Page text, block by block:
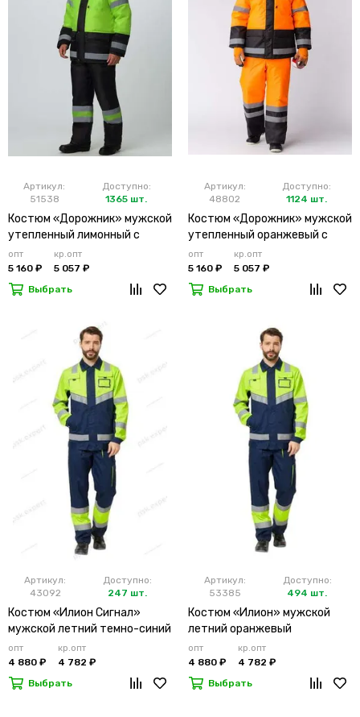
Артикул:
51538
Доступно:
1365 шт.
Костюм «Дорожник» мужской
утепленный лимонный с
брюками
опт
5 160 ₽
кр.опт
5 057 ₽
Выбрать
Артикул:
48802
Доступно:
1124 шт.
Костюм «Дорожник» мужской
утепленный оранжевый с
брюками
опт
5 160 ₽
кр.опт
5 057 ₽
Выбрать
Артикул:
43092
Доступно:
247 шт.
Костюм «Илион Сигнал»
мужской летний темно-синий
опт
4 880 ₽
кр.опт
4 782 ₽
Выбрать
Артикул:
53385
Доступно:
494 шт.
Костюм «Илион» мужской
летний оранжевый
опт
4 880 ₽
кр.опт
4 782 ₽
Выбрать